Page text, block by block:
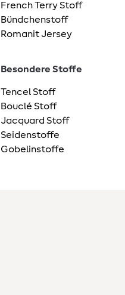
French Terry Stoff
Bündchenstoff
Romanit Jersey
Besondere Stoffe
Tencel Stoff
Bouclé Stoff
Jacquard Stoff
Seidenstoffe
Gobelinstoffe